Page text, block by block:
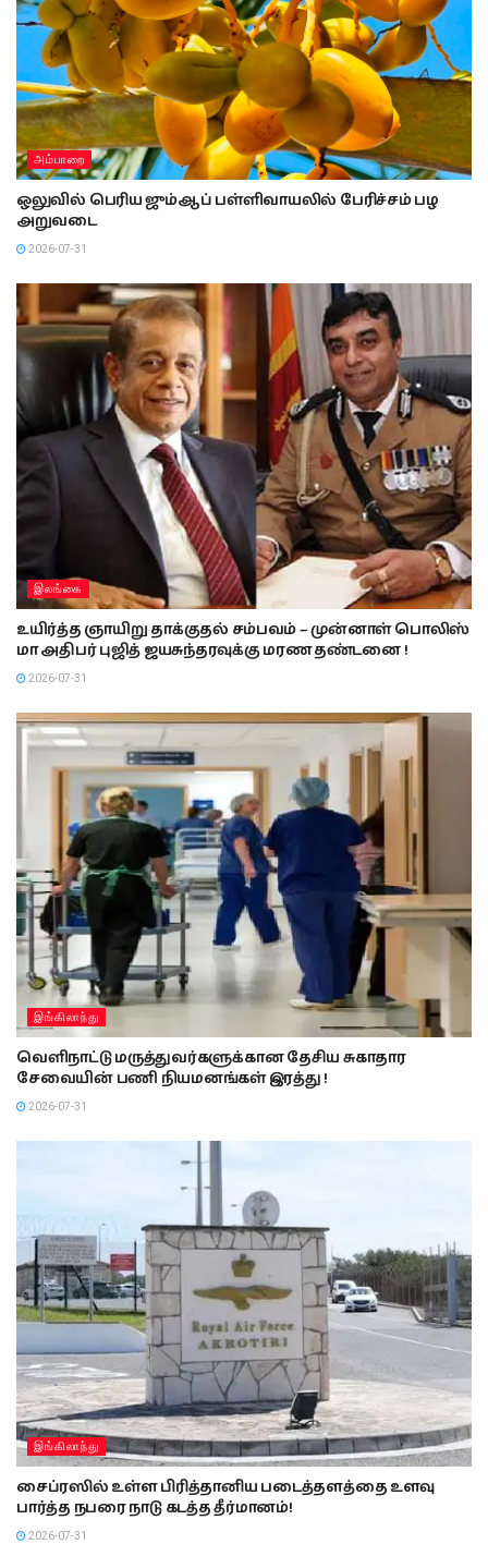
அம்பாறை
ஒலுவில் பெரிய ஜும்ஆப் பள்ளிவாயலில் பேரிச்சம் பழ
அறுவடை
2026-07-31
இலங்கை
உயிர்த்த ஞாயிறு தாக்குதல் சம்பவம் – முன்னாள் பொலிஸ்
மா அதிபர் புஜித் ஜயசுந்தரவுக்கு மரண தண்டனை !
2026-07-31
இங்கிலாந்து
வெளிநாட்டு மருத்துவர்களுக்கான தேசிய சுகாதார
சேவையின் பணி நியமனங்கள் இரத்து !
2026-07-31
இங்கிலாந்து
சைப்ரஸில் உள்ள பிரித்தானிய படைத்தளத்தை உளவு
பார்த்த நபரை நாடு கடத்த தீர்மானம்!
2026-07-31